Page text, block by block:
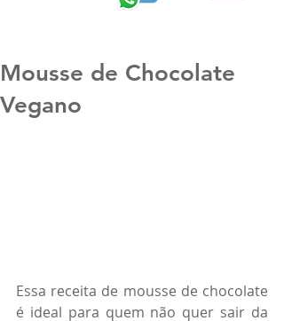
Mousse de Chocolate
Vegano
Essa receita de mousse de chocolate
é ideal para quem não quer sair da